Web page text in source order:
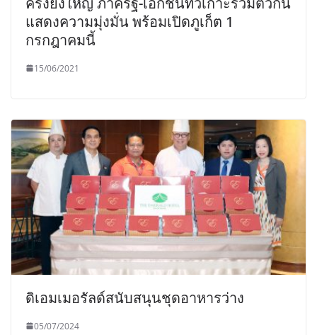
แสดงความมุ่งมั่น พร้อมเปิดภูเก็ต 1
กรกฎาคมนี้
15/06/2021
ดิเอมเมอรัลด์สนับสนุนชุดอาหารว่าง
05/07/2024